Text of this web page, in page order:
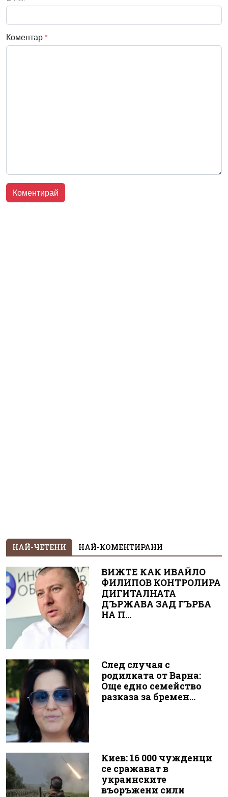
Коментар *
НАЙ-ЧЕТЕНИ НАЙ-КОМЕНТИРАНИ
ВИЖТЕ КАК ИВАЙЛО
ФИЛИПОВ КОНТРОЛИРА
ДИГИТАЛНАТА
ДЪРЖАВА ЗАД ГЪРБА
НА П...
След случая с
родилката от Варна:
Още едно семейство
разказа за бремен...
Киев: 16 000 чужденци
се сражават в
украинските
въоръжени сили